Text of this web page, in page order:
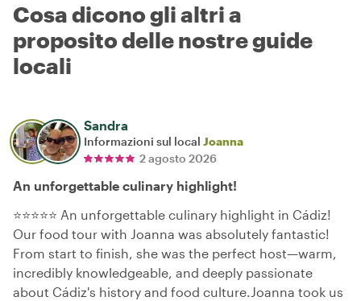
Cosa dicono gli altri a
proposito delle nostre guide
locali
Sandra
Informazioni sul local Joanna
2 agosto 2026
An unforgettable culinary highlight!
⭐⭐⭐⭐⭐ An unforgettable culinary highlight in Cádiz!
Our food tour with Joanna was absolutely fantastic!
From start to finish, she was the perfect host—warm,
incredibly knowledgeable, and deeply passionate
about Cádiz's history and food culture.Joanna took us